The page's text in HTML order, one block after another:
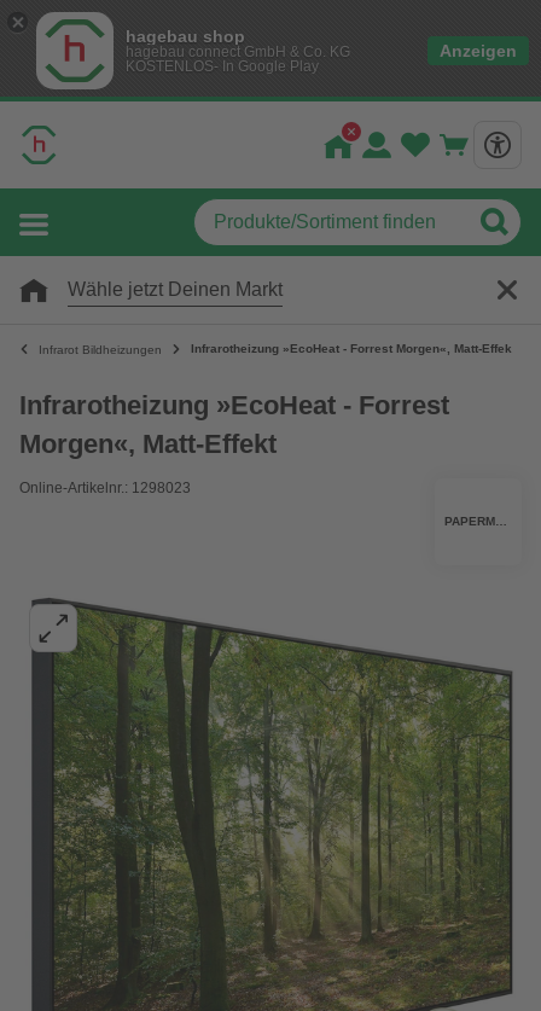
hagebau shop
hagebau connect GmbH & Co. KG
KOSTENLOS- In Google Play
Anzeigen
Wähle jetzt Deinen Markt
Infrarot Bildheizungen Infrarotheizung »EcoHeat - Forrest Morgen«, Matt-Effekt
Infrarotheizung »EcoHeat - Forrest
Morgen«, Matt-Effekt
Online-Artikelnr.: 1298023